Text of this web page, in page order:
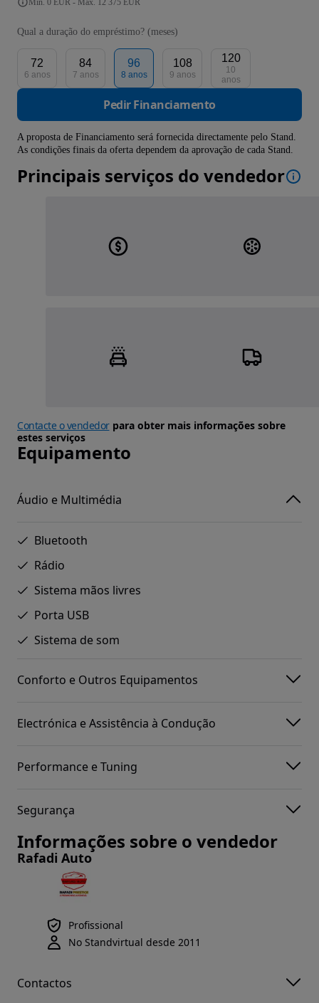
Mín. 0 EUR - Máx. 12 375 EUR
Qual a duração do empréstimo? (meses)
72
6 anos
84
7 anos
96
8 anos
108
9 anos
120
10
anos
Pedir Financiamento
A proposta de Financiamento será fornecida directamente pelo Stand.
As condições finais da oferta dependem da aprovação de cada Stand.
Principais serviços do vendedor
Contacte o vendedorpara obter mais informações sobre
estes serviços
Equipamento
Áudio e Multimédia
Bluetooth
Rádio
Sistema mãos livres
Porta USB
Sistema de som
Conforto e Outros Equipamentos
Electrónica e Assistência à Condução
Performance e Tuning
Segurança
Informações sobre o vendedor
Rafadi Auto
Profissional
No Standvirtual desde 2011
Contactos